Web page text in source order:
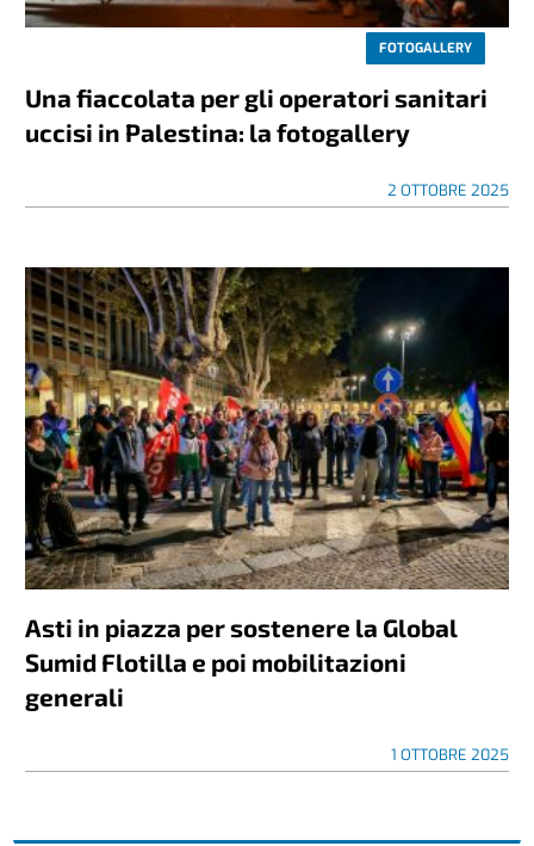
FOTOGALLERY
Una fiaccolata per gli operatori sanitari
uccisi in Palestina: la fotogallery
2 OTTOBRE 2025
Asti in piazza per sostenere la Global
Sumid Flotilla e poi mobilitazioni
generali
1 OTTOBRE 2025